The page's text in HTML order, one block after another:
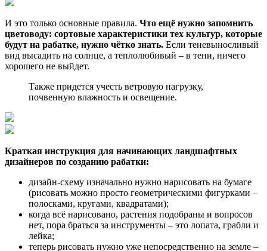
И это только основные правила. Что ещё нужно запомнить
цветоводу: сортовые характеристики тех культур, которые
будут на рабатке, нужно чётко знать. Если теневыносливый
вид высадить на солнце, а теплолюбивый – в тени, ничего
хорошего не выйдет.
Также придется учесть ветровую нагрузку,
почвенную влажность и освещение.
Краткая инструкция для начинающих ландшафтных
дизайнеров по созданию рабатки:
дизайн-схему изначально нужно нарисовать на бумаге
(рисовать можно просто геометрическими фигурками –
полосками, кругами, квадратами);
когда всё нарисовано, растения подобраны и вопросов
нет, пора браться за инструменты – это лопата, грабли и
лейка;
теперь рисовать нужно уже непосредственно на земле –